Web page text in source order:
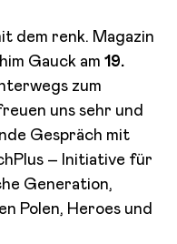
dem renk. Magazin
Gauck am19.
zum
uns sehr und
Gespräch mit
– Initiative für
Generation,
Polen, Heroes und